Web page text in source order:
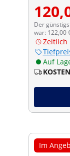
Der
war: 122,00
Zeitlich
Auf
Im